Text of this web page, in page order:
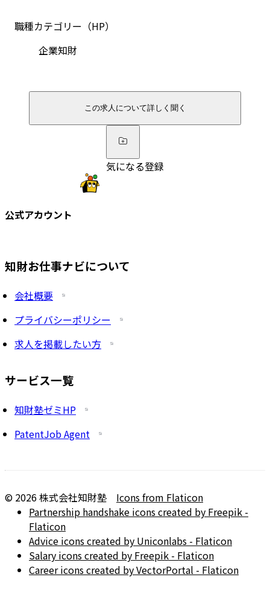
職種カテゴリー（HP）
企業知財
この求人について詳しく聞く
気になる登録
公式アカウント
知財お仕事ナビについて
会社概要
プライバシーポリシー
求人を掲載したい方
サービス一覧
知財塾ゼミHP
PatentJob Agent
© 2026株式会社知財塾
Icons from Flaticon
Partnership handshake icons created by Freepik -
Flaticon
Advice icons created by Uniconlabs - Flaticon
Salary icons created by Freepik - Flaticon
Career icons created by VectorPortal - Flaticon